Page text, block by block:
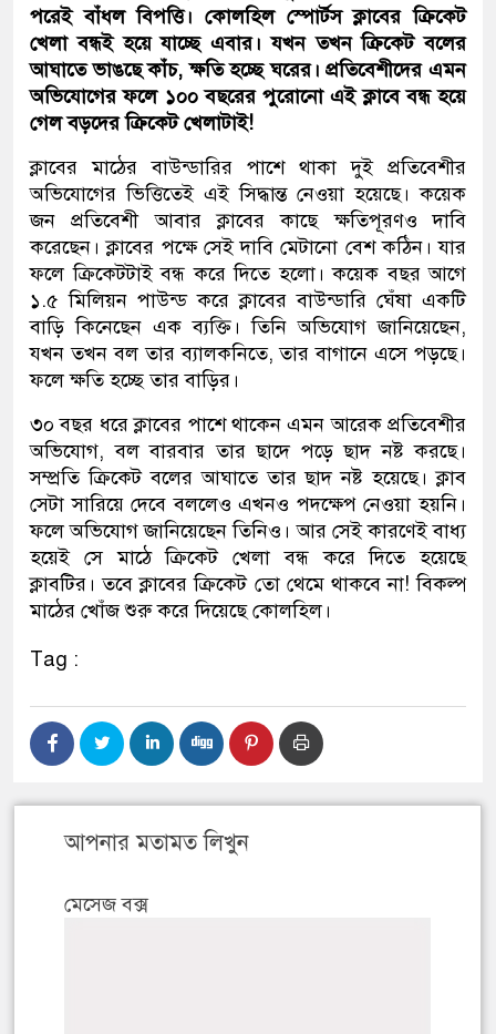
পরেই বাঁধল বিপত্তি। কোলহিল স্পোর্টস ক্লাবের ক্রিকেট
খেলা বন্ধই হয়ে যাচ্ছে এবার। যখন তখন ক্রিকেট বলের
আঘাতে ভাঙছে কাঁচ, ক্ষতি হচ্ছে ঘরের। প্রতিবেশীদের এমন
অভিযোগের ফলে ১০০ বছরের পুরোনো এই ক্লাবে বন্ধ হয়ে
গেল বড়দের ক্রিকেট খেলাটাই!
ক্লাবের মাঠের বাউন্ডারির পাশে থাকা দুই প্রতিবেশীর
অভিযোগের ভিত্তিতেই এই সিদ্ধান্ত নেওয়া হয়েছে। কয়েক
জন প্রতিবেশী আবার ক্লাবের কাছে ক্ষতিপূরণও দাবি
করেছেন। ক্লাবের পক্ষে সেই দাবি মেটানো বেশ কঠিন। যার
ফলে ক্রিকেটটাই বন্ধ করে দিতে হলো। কয়েক বছর আগে
১.৫ মিলিয়ন পাউন্ড করে ক্লাবের বাউন্ডারি ঘেঁষা একটি
বাড়ি কিনেছেন এক ব্যক্তি। তিনি অভিযোগ জানিয়েছেন,
যখন তখন বল তার ব্যালকনিতে, তার বাগানে এসে পড়ছে।
ফলে ক্ষতি হচ্ছে তার বাড়ির।
৩০ বছর ধরে ক্লাবের পাশে থাকেন এমন আরেক প্রতিবেশীর
অভিযোগ, বল বারবার তার ছাদে পড়ে ছাদ নষ্ট করছে।
সম্প্রতি ক্রিকেট বলের আঘাতে তার ছাদ নষ্ট হয়েছে। ক্লাব
সেটা সারিয়ে দেবে বললেও এখনও পদক্ষেপ নেওয়া হয়নি।
ফলে অভিযোগ জানিয়েছেন তিনিও। আর সেই কারণেই বাধ্য
হয়েই সে মাঠে ক্রিকেট খেলা বন্ধ করে দিতে হয়েছে
ক্লাবটির। তবে ক্লাবের ক্রিকেট তো থেমে থাকবে না! বিকল্প
মাঠের খোঁজ শুরু করে দিয়েছে কোলহিল।
Tag :
আপনার মতামত লিখুন
মেসেজ বক্স